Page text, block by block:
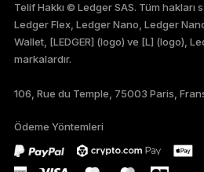
FRANÇAIS
DEUTSCH
PORTUGUÊS
ภาษาไทย
Telif Hakkı © Ledger SAS. Tüm hakları
Ledger Flex, Ledger Nano, Ledger
Wallet, [LEDGER] (logo) ve [L] (logo),
markalardır.
106, Rue du Temple, 75003 Paris,
Ödeme Yöntemleri